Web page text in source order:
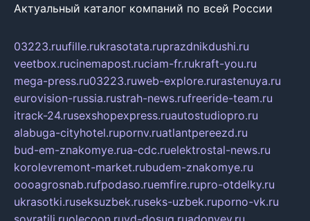
Актуальный каталог компаний по всей России
03223.ruufille.rukrasotata.ruprazdnikdushi.ru
veetbox.rucinemapost.ruciam-fr.rukraft-you.ru
mega-press.ru03223.ruweb-explore.rurastenuya.ru
eurovision-russia.rustrah-news.rufreeride-team.ru
itrack-24.rusexshopexpress.ruautostudiopro.ru
alabuga-cityhotel.rupornv.ruatlantpereezd.ru
bud-em-znakomye.rua-cdc.ruelektrostal-news.ru
korolevremont-market.rubudem-znakomye.ru
oooagrosnab.rufpodaso.ruemfire.rupro-otdelky.ru
ukrasotki.ruseksuzbek.ruseks-uzbek.ruporno-vk.ru